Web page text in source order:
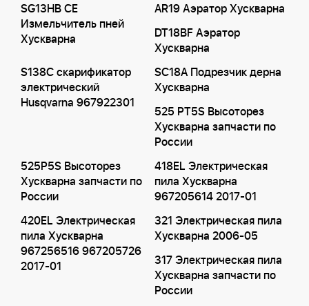
SG13HB CE
Измельчитель пней
Хускварна
AR19 Аэратор Хускварна
DT18BF Аэратор
Хускварна
S138C скарификатор
электрический
Husqvarna 967922301
SC18A Подрезчик дерна
Хускварна
525 PT5S Высоторез
Хускварна запчасти по
России
525P5S Высоторез
Хускварна запчасти по
России
418EL Электрическая
пила Хускварна
967205614 2017-01
420EL Электрическая
пила Хускварна
967256516 967205726
2017-01
321 Электрическая пила
Хускварна 2006-05
317 Электрическая пила
Хускварна запчасти по
России